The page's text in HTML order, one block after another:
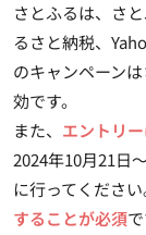
さとふるは、さ
るさと納税、
のキャンペーン
効です。
また、 エントリ
2024年10月21日
に行ってくださ
することが必須で